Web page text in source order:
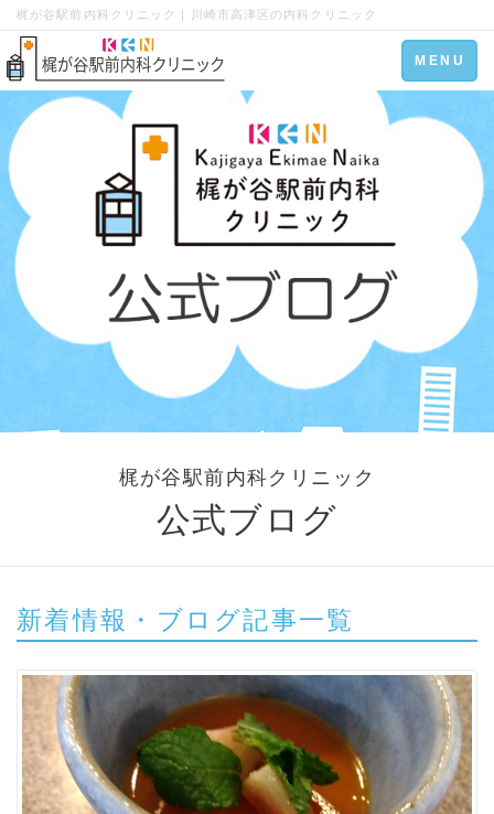
梶が谷駅前内科クリニック | 川崎市高津区の内科クリニック
Toggle
navigation
MENU
梶が谷駅前内科クリニック
公式ブログ
新着情報・ブログ記事一覧